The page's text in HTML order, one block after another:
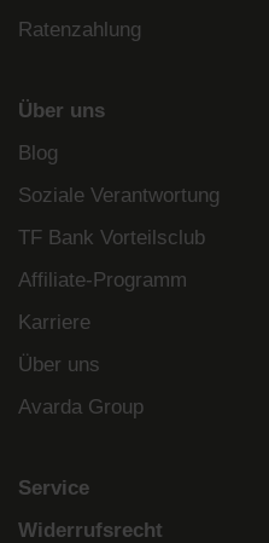
Ratenzahlung
Über uns
Blog
Soziale Verantwortung
TF Bank Vorteilsclub
Affiliate-Programm
Karriere
Über uns
Avarda Group
Service
Widerrufsrecht